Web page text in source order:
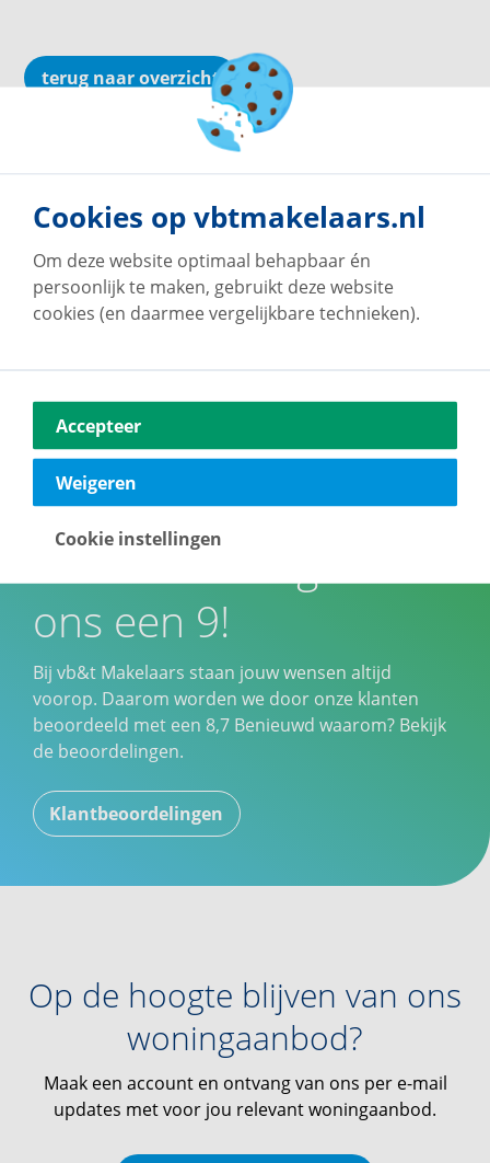
terug naar overzicht
Onze klanten geven
ons een 9!
Bij vb&t Makelaars staan jouw wensen altijd
voorop. Daarom worden we door onze klanten
beoordeeld met een 8,7 Benieuwd waarom? Bekijk
de beoordelingen.
Klantbeoordelingen
Op de hoogte blijven van ons
woningaanbod?
Maak een account en ontvang van ons per e-mail
updates met voor jou relevant woningaanbod.
Cookies op vbtmakelaars.nl
Om deze website optimaal behapbaar én
persoonlijk te maken, gebruikt deze website
cookies (en daarmee vergelijkbare technieken).
Accepteer
Weigeren
Cookie instellingen